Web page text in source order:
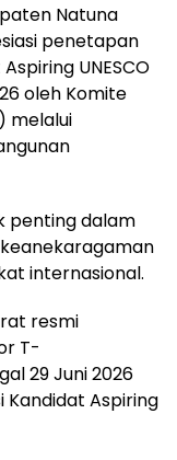
Natuna
penetapan
UNESCO
oleh Komite
melalui
penting dalam
internasional.
resmi
T-
29 Juni 2026
Kandidat Aspiring